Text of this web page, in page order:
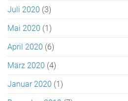
Juli 2020 (3)
Mai 2020 (1)
April 2020 (6)
März 2020 (4)
Januar 2020 (1)